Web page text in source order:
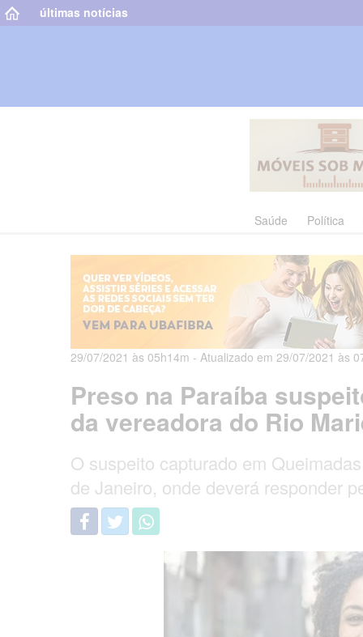
últimas notícias
Saúde Política
29/07/2021 às 05h14m - Atualizado em 29/07/2021 às
Preso na Paraíba
da vereadora do Rio
O suspeito capturado em
de Janeiro, onde deverá responder